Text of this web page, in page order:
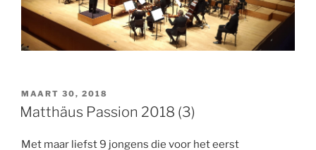
GEPLAATST
OP
MAART 30, 2018
Matthäus Passion 2018 (3)
Met maar liefst 9 jongens die voor het eerst